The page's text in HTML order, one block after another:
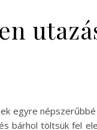
egyre
bárhol töltsük fel